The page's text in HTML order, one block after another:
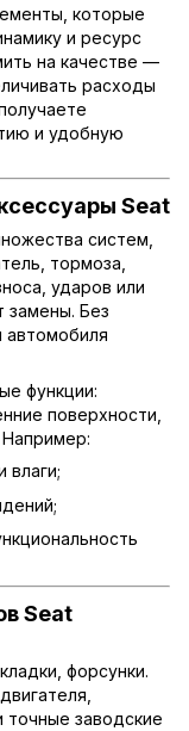
которые
и ресурс
на качестве —
расходы
и удобную
Seat
систем,
тормоза,
ударов или
замены. Без
автомобиля
функции:
поверхности,
влаги;
Seat
форсунки.
точные заводские